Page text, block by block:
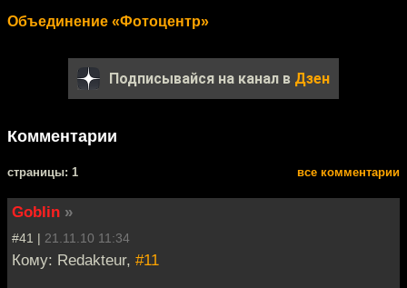
Объединение «Фотоцентр»
Подписывайся на канал в Дзен
Комментарии
cтраницы: 1 все комментарии
Goblin »
#41 | 21.11.10 11:34
Кому: Redakteur, #11